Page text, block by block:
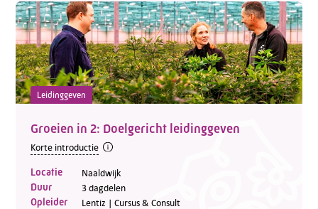
Leidinggeven
Groeien in 2: Doelgericht leidinggeven
Korte introductie
Locatie Naaldwijk
Duur 3 dagdelen
Opleider Lentiz | Cursus & Consult